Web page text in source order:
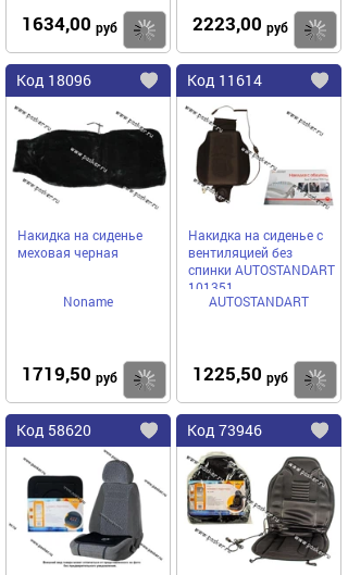
1634,00 руб Купить
2223,00 руб
Код 18096
Добавить
избранное
Накидка на сиденье
меховая черная
Noname
1719,50 руб Купить
Код 11614
Накидка на сиденье с
вентиляцией без
спинки AUTOSTANDART
101351
AUTOSTANDART
1225,50 руб
Код 58620
Добавить
избранное
Код 73946